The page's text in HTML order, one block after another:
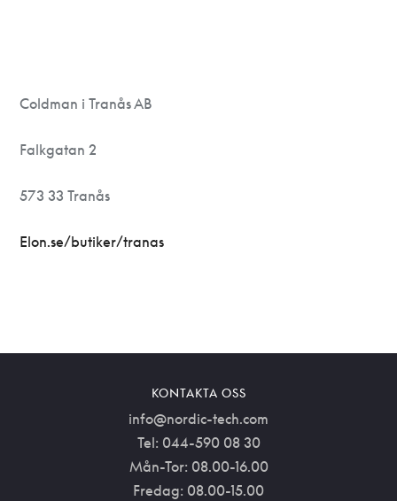
Coldman i Tranås AB
Falkgatan 2
573 33 Tranås
Elon.se/butiker/tranas
KONTAKTA OSS
info@nordic-tech.com
Tel: 044-590 08 30
Mån-Tor: 08.00-16.00
Fredag: 08.00-15.00